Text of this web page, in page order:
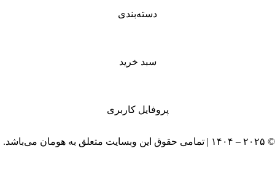
دسته‌بندی
سبد خرید
پروفایل کاربری
© ۲۰۲۵ – ۱۴۰۴ | تمامی حقوق این وبسایت متعلق به هومان می‌باشد.